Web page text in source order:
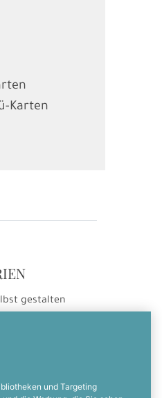
und Targeting
Karten
gestalten
gestalten